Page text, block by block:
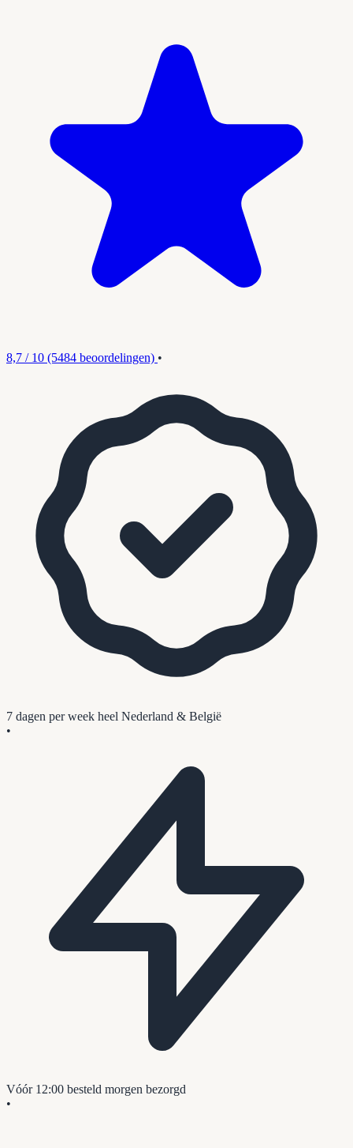
8,7 / 10 (5484 beoordelingen) •
7 dagen per week heel Nederland & België
•
Vóór 12:00 besteld morgen bezorgd
•